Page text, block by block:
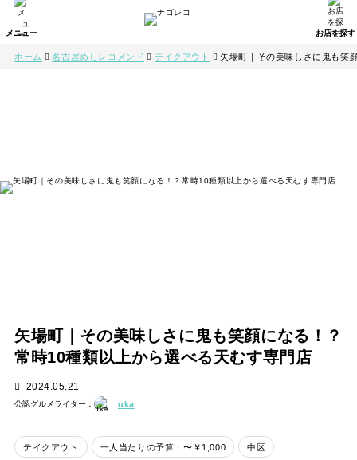
ホーム 名古屋めしレコメンド テイクアウト 矢場町｜その美味しさに鬼も笑
矢場町｜その美味しさに鬼も笑顔になる！？
常時10種類以上から選べる天むす専門店
2024.05.21
公認グルメライター： uka
テイクアウト 一人当たりの予算：〜￥1,000 中区